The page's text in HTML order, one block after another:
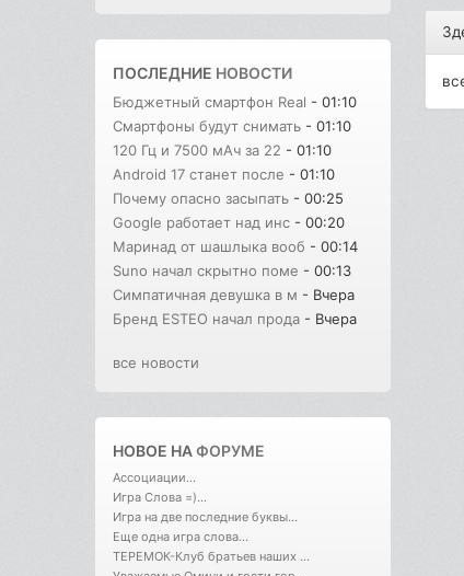
ПОСЛЕДНИЕ НОВОСТИ
Бюджетный смартфон Real - 01:10
Смартфоны будут снимать - 01:10
120 Гц и 7500 мАч за 22 - 01:10
Android 17 станет после - 01:10
Почему опасно засыпать - 00:25
Google работает над инс - 00:20
Маринад от шашлыка вооб - 00:14
Suno начал скрытно поме - 00:13
Симпатичная девушка в м - Вчера
Бренд ESTEO начал прода - Вчера
все новости
НОВОЕ НАФОРУМЕ
Ассоциации...
Игра Слова =)...
Игра на две последние буквы...
Еще одна игра слова...
ТЕРЕМОК-Клуб братьев наших ...